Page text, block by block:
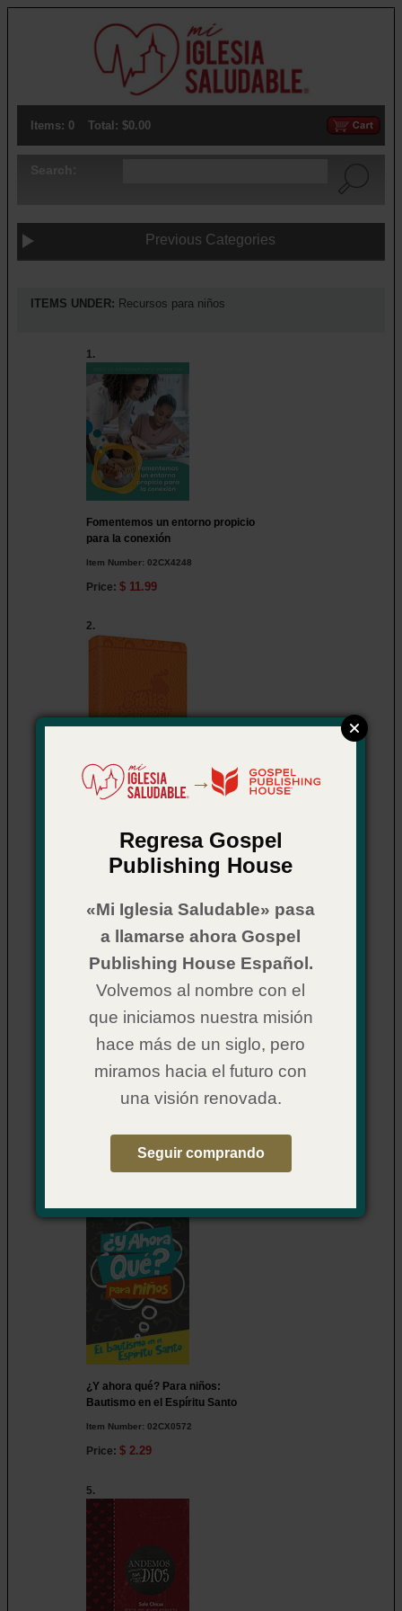
Items: 0 Total: $0.00
Previous Categories
ITEMS UNDER: Recursos para niños
1.
Fomentemos un entorno propicio
para la conexión
Item Number: 02CX4248
Price: $ 11.99
2.
Item Number:
: While Supplies Last
¿Y ahora qué? Para niños:
Price:
4.
¿Y ahora qué? Para niños:
Bautismo en el Espíritu Santo
Item Number: 02CX0572
Price: $ 2.29
5.
→
Regresa Gospel
Publishing House
«Mi Iglesia Saludable» pasa
a llamarse ahora Gospel
Publishing House Español.
Volvemos al nombre con el
que iniciamos nuestra misión
hace más de un siglo, pero
miramos hacia el futuro con
una visión renovada.
Seguir comprando